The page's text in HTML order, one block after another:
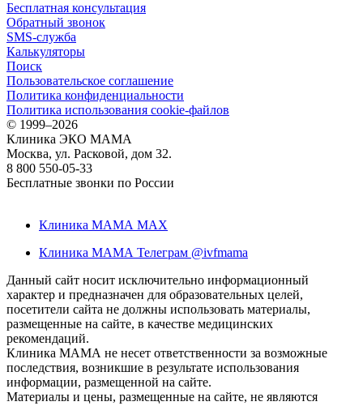
Бесплатная консультация
Обратный звонок
SMS-служба
Калькуляторы
Поиск
Пользовательское соглашение
Политика конфиденциальности
Политика использования cookie-файлов
© 1999–2026
Клиника ЭКО МАМА
Москва, ул. Расковой, дом 32.
8 800 550-05-33
Бесплатные звонки по России
Клиника МАМА MAX
Клиника МАМА Телеграм @ivfmama
Данный сайт носит исключительно информационный
характер и предназначен для образовательных целей,
посетители сайта не должны использовать материалы,
размещенные на сайте, в качестве медицинских
рекомендаций.
Клиника МАМА не несет ответственности за возможные
последствия, возникшие в результате использования
информации, размещенной на сайте.
Материалы и цены, размещенные на сайте, не являются